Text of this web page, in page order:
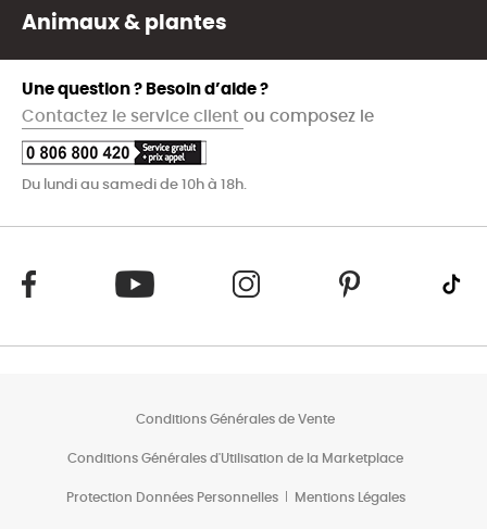
Animaux & plantes
Une question ? Besoin d’aide ?
Contactez le service client ou composez le
Du lundi au samedi de 10h à 18h.
Conditions Générales de Vente
Conditions Générales d'Utilisation de la Marketplace
Protection Données Personnelles Mentions Légales